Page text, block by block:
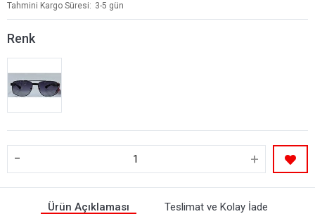
Tahmini Kargo Süresi
3-5 gün
Renk
- +
Ürün Açıklaması Teslimat ve Kolay İade